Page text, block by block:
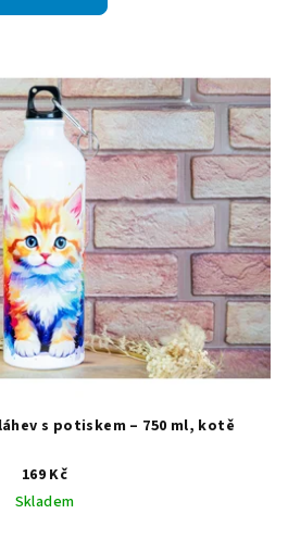
s potiskem – 750 ml, kotě
169 Kč
Skladem